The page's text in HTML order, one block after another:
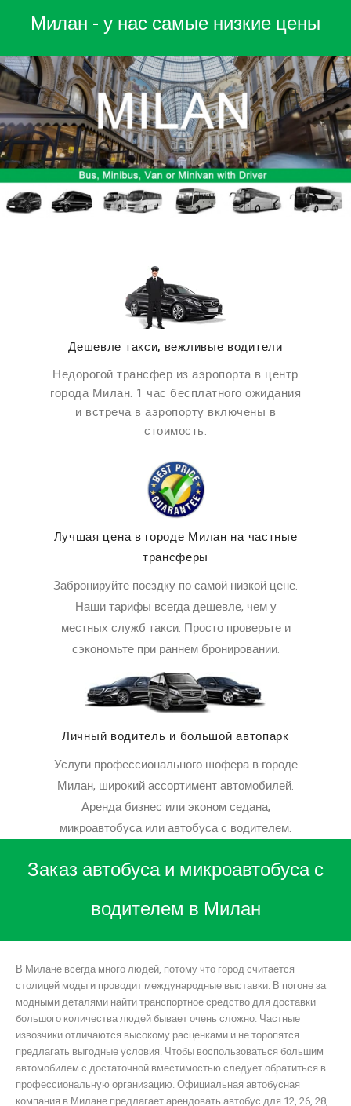
Милан - у нас самые низкие цены
Дешевле такси, вежливые водители
Недорогой трансфер из аэропорта в центр
города Милан. 1 час бесплатного ожидания
и встреча в аэропорту включены в
стоимость.
Лучшая цена в городе Милан на частные
трансферы
Забронируйте поездку по самой низкой цене.
Наши тарифы всегда дешевле, чем у
местных служб такси. Просто проверьте и
сэкономьте при раннем бронировании.
Личный водитель и большой автопарк
Услуги профессионального шофера в городе
Милан, широкий ассортимент автомобилей.
Аренда бизнес или эконом седана,
микроавтобуса или автобуса с водителем.
Заказ автобуса и микроавтобуса с
водителем в Милан
В Милане всегда много людей, потому что город считается
столицей моды и проводит международные выставки. В погоне за
модными деталями найти транспортное средство для доставки
большого количества людей бывает очень сложно. Частные
извозчики отличаются высокому расценками и не торопятся
предлагать выгодные условия. Чтобы воспользоваться большим
автомобилем с достаточной вместимостью следует обратиться в
профессиональную организацию. Официальная автобусная
компания в Милане предлагает арендовать автобус для 12, 26, 28,